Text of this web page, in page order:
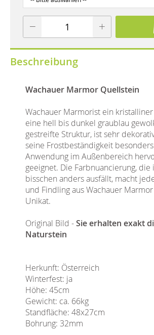
Beschreibung
Wachauer Marmor Quellstein
Wachauer Marmorist ein
eine hell bis dunkel graublau
gestreifte Struktur, ist sehr
seine Frostbeständigkeit
Anwendung im Außenbereich
geeignet. Die Farbnuancierung,
bisschen anders ausfällt, macht
und Findling aus Wachauer
Unikat.
Original Bild -Sie erhalten exakt
Naturstein
Herkunft: Österreich
Winterfest: ja
Höhe: 45cm
Gewicht: ca. 66kg
Standfläche: 48x27cm
Bohrung: 32mm